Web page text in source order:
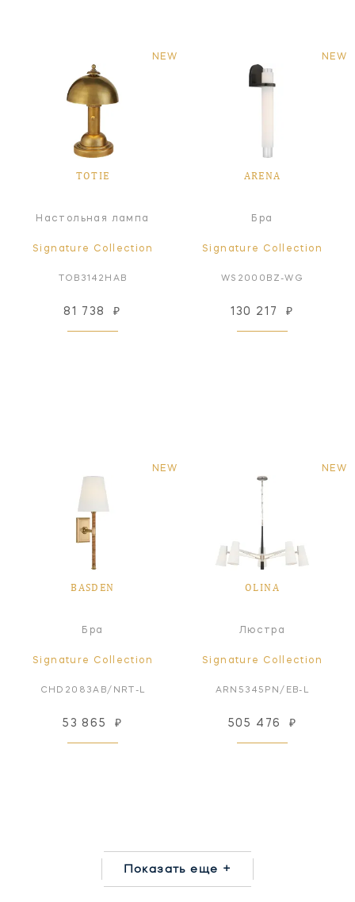
NEW
TOTIE
Настольная лампа
Signature Collection
TOB3142HAB
81 738 ₽
NEW
ARENA
Бра
Signature Collection
WS2000BZ-WG
130 217 ₽
NEW
BASDEN
Бра
Signature Collection
CHD2083AB/NRT-L
53 865 ₽
NEW
OLINA
Люстра
Signature Collection
ARN5345PN/EB-L
505 476 ₽
Показать еще +